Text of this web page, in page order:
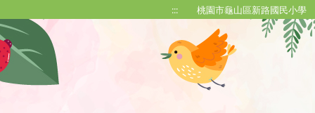
::: 桃園市龜山區新路國民小學